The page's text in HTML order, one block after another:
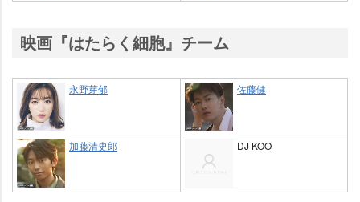
映画『はたらく細胞』チーム
永野芽郁 佐藤健
加藤清史郎 DJ KOO